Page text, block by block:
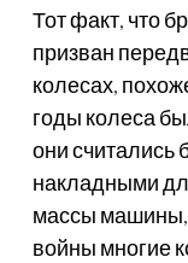
Тот факт, что
призван
колесах,
годы колеса
они
накладными
массы машины,
войны многие